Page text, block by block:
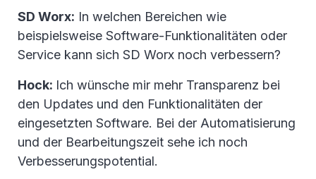
SD Worx: In welchen Bereichen wie
beispielsweise Software-Funktionalitäten oder
Service kann sich SD Worx noch verbessern?
Hock: Ich wünsche mir mehr Transparenz bei
den Updates und den Funktionalitäten der
eingesetzten Software. Bei der Automatisierung
und der Bearbeitungszeit sehe ich noch
Verbesserungspotential.